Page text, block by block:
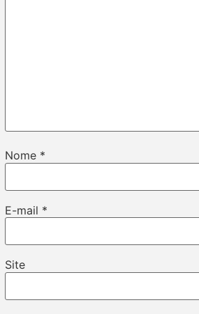
Nome *
E-mail *
Site